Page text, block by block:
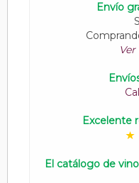
Envío
Excelente
El catálogo de